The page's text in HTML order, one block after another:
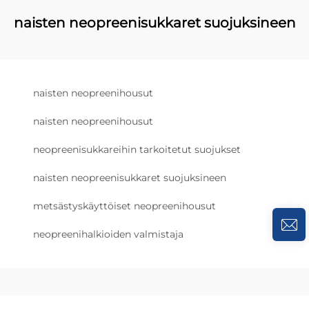
naisten neopreenisukkaret suojuksineen
naisten neopreenihousut
naisten neopreenihousut
neopreenisukkareihin tarkoitetut suojukset
naisten neopreenisukkaret suojuksineen
metsästyskäyttöiset neopreenihousut
neopreenihalkioiden valmistaja